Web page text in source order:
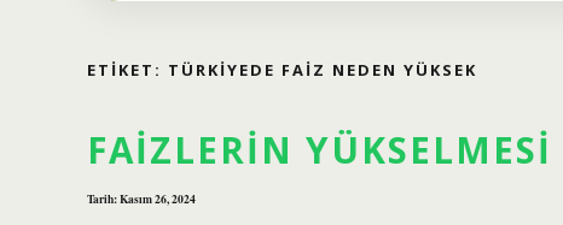
ETIKET: TÜRKIYEDE FAIZ NEDEN YÜKSEK
FAIZLERIN
Tarih: Kasım 26, 2024